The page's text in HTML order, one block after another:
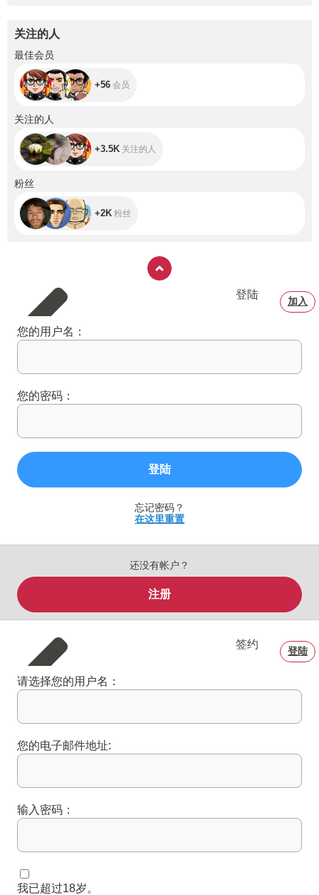
关注的人
最佳会员
+56 会员
关注的人
+3.5K 关注的人
粉丝
+2K 粉丝
登陆
加入
您的用户名：
您的密码：
登陆
忘记密码？
在这里重置
还没有帐户？
注册
签约
登陆
请选择您的用户名：
您的电子邮件地址:
输入密码：
我已超过18岁。